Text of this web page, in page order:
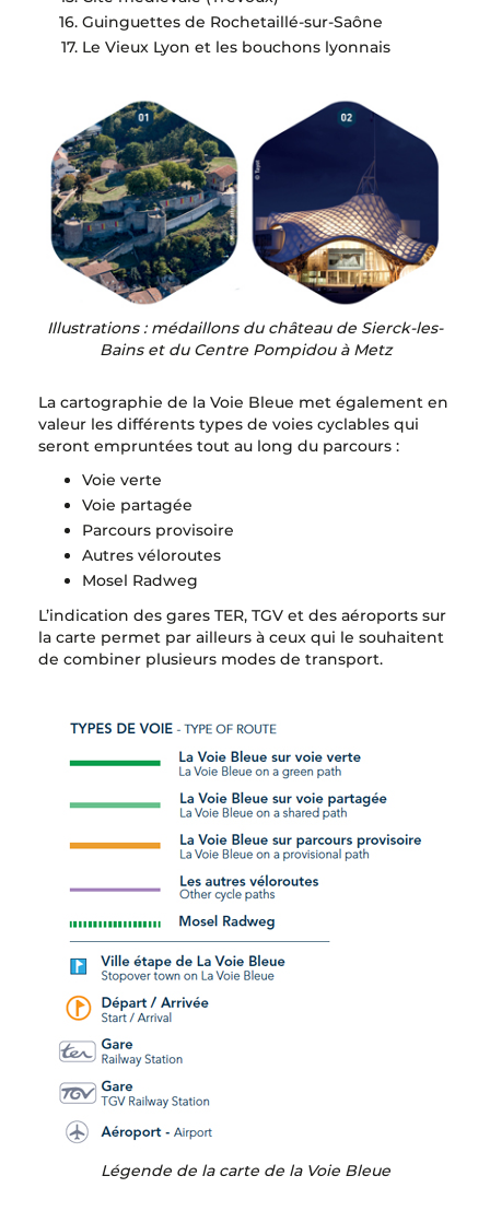
Guinguettes de Rochetaillé-sur-Saône
Le Vieux Lyon et les bouchons lyonnais
Illustrations : médaillons du château de Sierck-les-
Bains et du Centre Pompidou à Metz
La cartographie de la Voie Bleue met également en
valeur les différents types de voies cyclables qui
seront empruntées tout au long du parcours :
Voie verte
Voie partagée
Parcours provisoire
Autres véloroutes
Mosel Radweg
L’indication des gares TER, TGV et des aéroports sur
la carte permet par ailleurs à ceux qui le souhaitent
de combiner plusieurs modes de transport.
Légende de la carte de la Voie Bleue